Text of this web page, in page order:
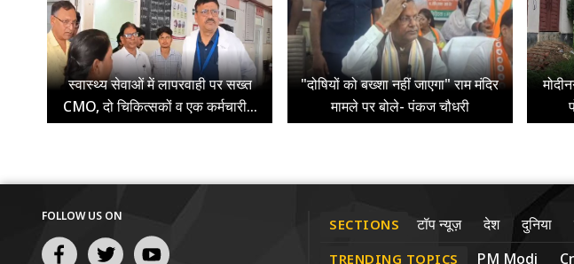
स्वास्थ्य सेवाओं में लापरवाही पर सख्त
CMO, दो चिकित्सकों व एक कर्मचारी...
"दोषियों को बख्शा नहीं जाएगा" राम मंदिर
मामले पर बोले- पंकज चौधरी
FOLLOW US ON SECTIONS टॉप न्यूज़ देश दुनिया
TRENDING TOPICS PM Modi